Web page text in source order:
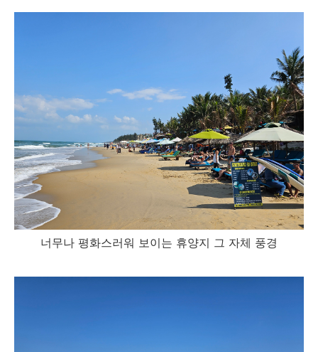
너무나 평화스러워 보이는 휴양지 그 자체 풍경